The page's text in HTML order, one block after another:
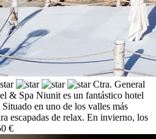
Ctra. General
& Spa Niunit es un fantástico hotel
en uno de los valles más
escapadas de relax. En invierno, los
€